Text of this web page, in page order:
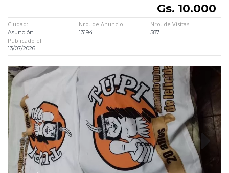
Gs. 10.000
Ciudad:
Asunción
Nro. de Anuncio:
13194
Nro. de Visitas:
587
Publicado el:
13/07/2026